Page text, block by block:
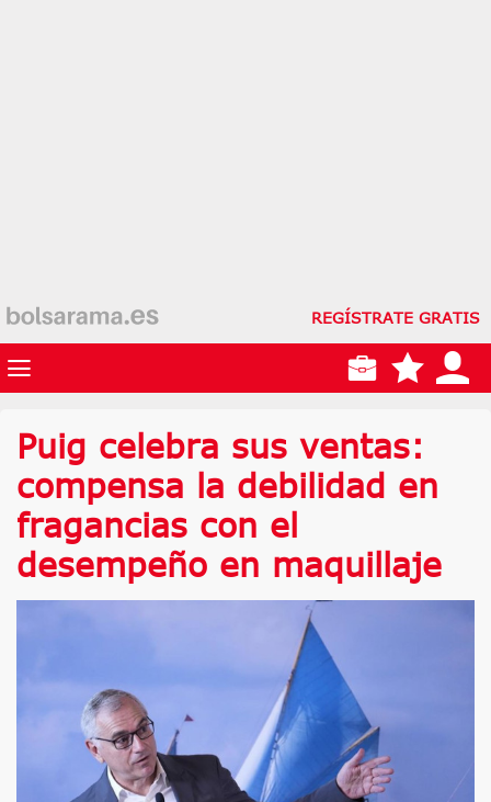
REGÍSTRATE GRATIS
Puig celebra sus ventas:
compensa la debilidad en
fragancias con el
desempeño en maquillaje